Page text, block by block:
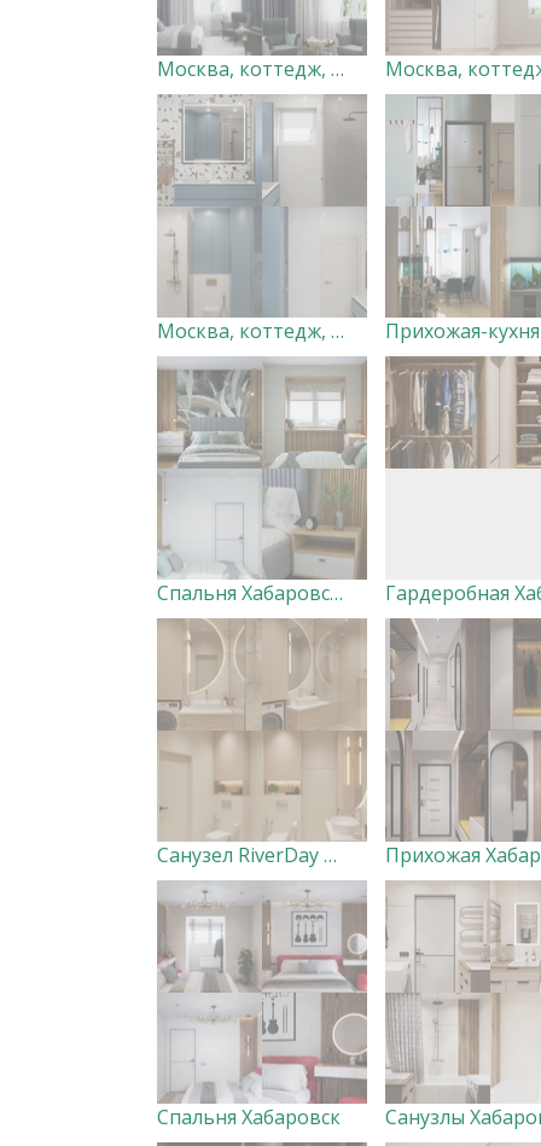
Москва, коттедж, мастер-спальня. Дизайн-студия "Very Peri"
Москва, коттедж, санузел 3. Дизайн-студия "Very Peri"
Спальня Хабаровск Вершины. Дизайнер Ксения Добровольская
Санузел RiverDay Дизайнер Маргарита Оглуздина
Спальня Хабаровск Санузлы